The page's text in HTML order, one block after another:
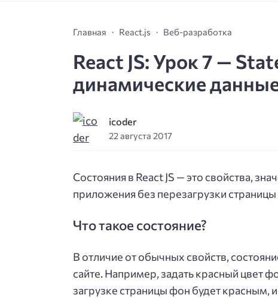
Главная React.js Веб-разработка
React JS: Урок 7 —
динамические
icoder
22 августа 2017
Состояния в React JS — это свойства,
приложения без перезагрузки
Что такое состояние?
В отличие от обычных свойств,
сайте. Например, задать красный цвет
загрузке страницы фон будет красным,